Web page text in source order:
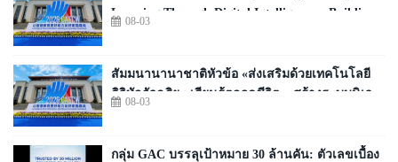
Learning Through Digital Intelligence – Building a
08-03
สัมมนานานาชาติหัวข้อ «ส่งเสริมด้วยเทคโนโลยี
ดิจิทัลอัจฉริยะ เรียนรู้ตลอดชีวิต – สร้างระบบนิเวศ
08-03
กลุ่ม GAC บรรลุเป้าหมาย 30 ล้านคัน: ตัวเลขเบื้อง